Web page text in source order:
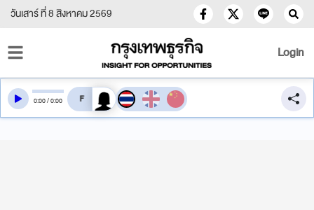
วันเสาร์ ที่ 8 สิงหาคม 2569
Login
0:00/0:00 สลับเสียงอ่าน